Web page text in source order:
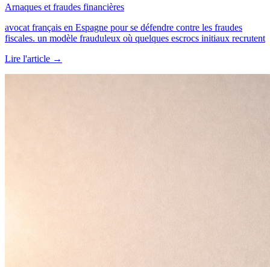
Arnaques et fraudes financières
avocat français en Espagne pour se défendre contre les fraudes
fiscales. un modèle frauduleux où quelques escrocs initiaux recrutent
Lire l'article →